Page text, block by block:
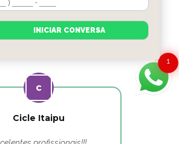
Cicle Itaipu
1
INICIAR CONVERSA